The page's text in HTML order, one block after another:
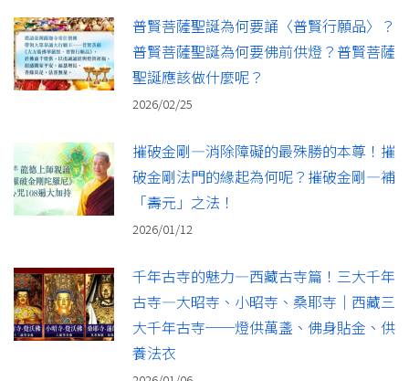
普賢菩薩聖誕為何要誦〈普賢行願品〉？
普賢菩薩聖誕為何要佛前供燈？普賢菩薩
聖誕應該做什麼呢？
2026/02/25
摧破金剛—消除障礙的最殊勝的本尊！摧
破金剛法門的緣起為何呢？摧破金剛—補
「壽元」之法！
2026/01/12
千年古寺的魅力—西藏古寺篇！三大千年
古寺—大昭寺、小昭寺、桑耶寺｜西藏三
大千年古寺──燈供萬盞、佛身貼金、供
養法衣